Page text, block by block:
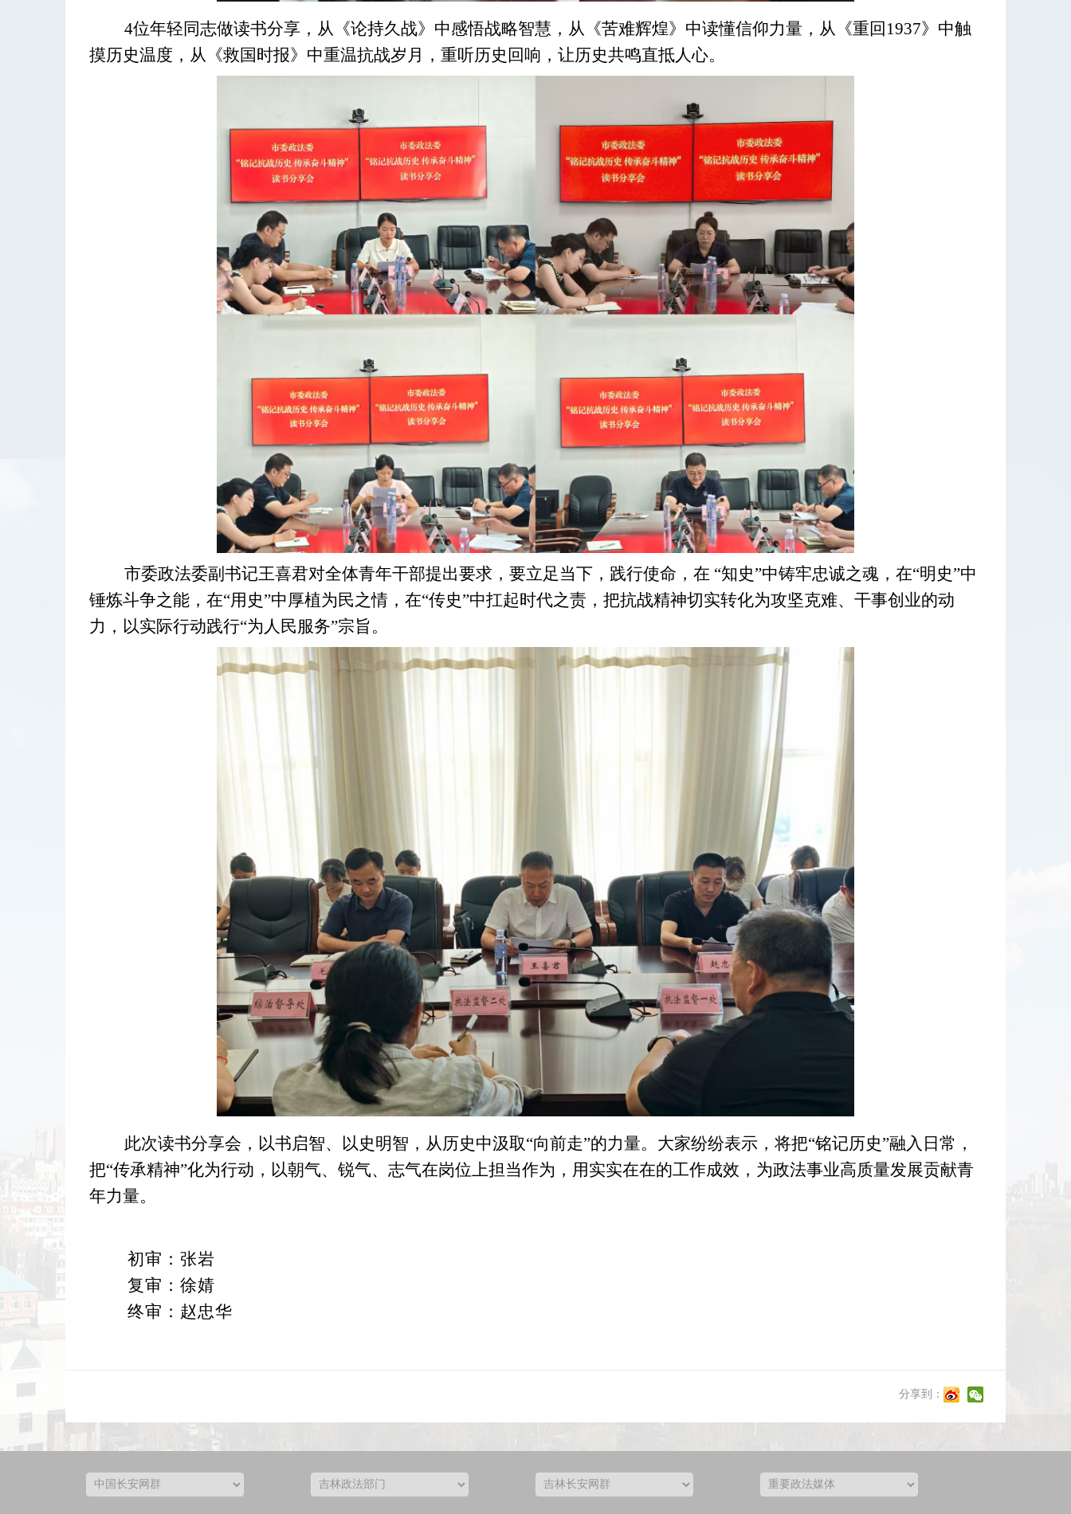
4位年轻同志做读书分享 ， 从《论持久战》中感悟战略智慧，从《苦难辉煌》中读懂信仰力量，从《重回 1937》中触
摸历史温度，从《救国时报》中重温抗战岁月，重听历史回响， 让历史共鸣直抵人心。
市委政法委副书记王喜君对全体青年干部提出要求，要立足当下，践行使命， 在 “知史”中铸牢忠诚之魂，在“明史”中
锤炼斗争之能，在“用史”中厚植为民之情，在“传史”中扛起时代之责 ， 把抗战精神切实转化为攻坚克难、干事创业的动
力，以实际行动践行“为人民服务”宗旨。
此次读书分享会， 以书启智、以史明智，从历史中汲取“向前走”的力量。大家纷纷表示， 将把“铭记历史”融入日常，
把“传承精神”化为行动，以朝气、锐气、志气在岗位上担当作为， 用实实在在的工作成效，为政法事业高质量发展贡献青
年力量。
初审：张岩
复审：徐婧
终审：赵忠华
分享到：